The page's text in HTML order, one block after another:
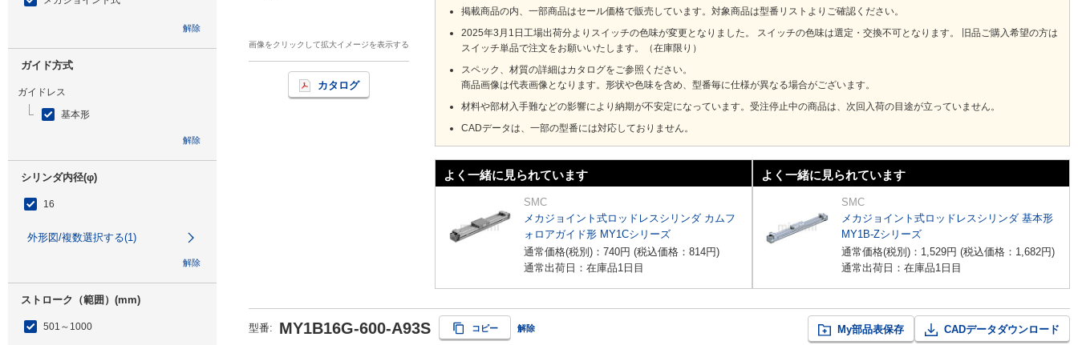
解除
ガイド方式
ガイドレス
基本形
解除
シリンダ内径(φ)
16
外形図/複数選択する(1)
解除
ストローク（範囲）(mm)
501～1000
画像をクリックして拡大イメージを表示する
カタログ
掲載商品の内、一部商品はセール価格で販売しています。対象商品は型番リストよりご確認ください。
2025年3月1日工場出荷分よりスイッチの色味が変更となりました。 スイッチの色味は選定・交換不可となります。 旧品ご購入希望の方は
スイッチ単品で注文をお願いいたします。（在庫限り）
スペック、材質の詳細はカタログをご参照ください。
商品画像は代表画像となります。形状や色味を含め、型番毎に仕様が異なる場合がございます。
材料や部材入手難などの影響により納期が不安定になっています。受注停止中の商品は、次回入荷の目途が立っていません。
CADデータは、一部の型番には対応しておりません。
よく一緒に見られています
SMC
メカジョイント式ロッドレスシリンダ カムフ
ォロアガイド形 MY1Cシリーズ
通常価格(税別)： 740円 (税込価格： 814円)
通常出荷日：在庫品1日目
よく一緒に見られています
SMC
メカジョイント式ロッドレスシリンダ 基本形
MY1B-Zシリーズ
通常価格(税別)： 1,529円 (税込価格： 1,682円)
通常出荷日：在庫品1日目
型番: MY1B16G-600-A93S コピー 解除 My部品表保存 CADデータダウンロード